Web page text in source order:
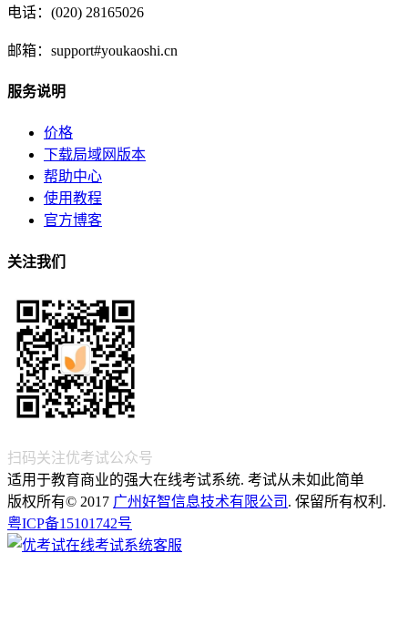
电话：(020) 28165026
邮箱：support#youkaoshi.cn
服务说明
价格
下载局域网版本
帮助中心
使用教程
官方博客
关注我们
扫码关注优考试公众号
适用于教育商业的强大在线考试系统. 考试从未如此简单
版权所有© 2017 广州好智信息技术有限公司 . 保留所有权利.
粤ICP备15101742号